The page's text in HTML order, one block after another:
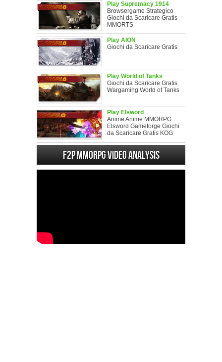
Play Supremacy 1914
Browsergame Strategico
Giochi da Scaricare Gratis
MMORTS
Play AION
Giochi da Scaricare Gratis
Play World of Tanks
Giochi da Scaricare Gratis
Wargaming World of Tanks
Play Elsword
Anime Anime MMORPG
Elsword Gameforge Giochi
da Scaricare Gratis KOG
F2P MMORPG Video analysis